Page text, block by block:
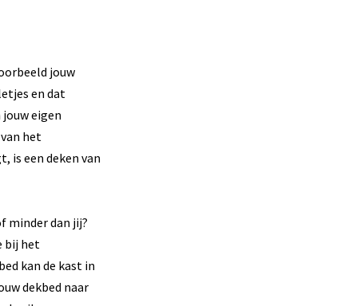
jouw
en dat
eigen
het
is een deken van
minder dan jij?
bij het
kan de kast in
dekbed naar